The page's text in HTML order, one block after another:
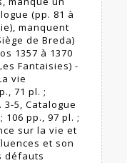
(pp. 81 à
manquent
de Breda)
1357 à 1370
Fantaisies) -
vie
71 pl. ;
5, Catalogue
pp., 97 pl. ;
sur la vie et
et son
défauts